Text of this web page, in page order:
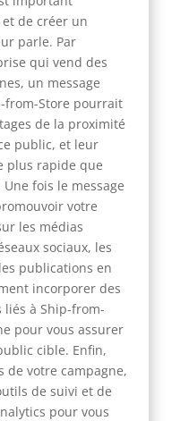
de créer un
parle. Par
qui vend des
un message
from-Store pourrait
de la proximité
public, et leur
plus rapide que
fois le message
votre
les médias
sociaux, les
publications en
incorporer des
liés à Ship-from-
pour vous assurer
cible. Enfin,
de votre campagne,
de suivi et de
pour vous